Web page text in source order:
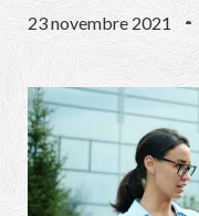
23 novembre 2021